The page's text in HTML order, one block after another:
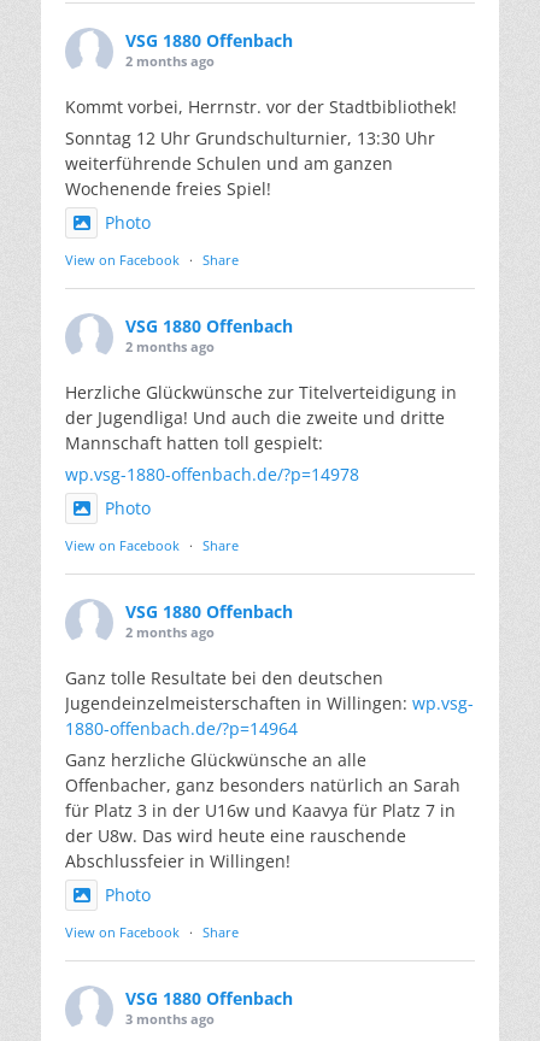
VSG 1880 Offenbach
2 months ago
Kommt vorbei, Herrnstr. vor der Stadtbibliothek!
Sonntag 12 Uhr Grundschulturnier, 13:30 Uhr
weiterführende Schulen und am ganzen
Wochenende freies Spiel!
Photo
View on Facebook · Share
VSG 1880 Offenbach
2 months ago
Herzliche Glückwünsche zur Titelverteidigung in
der Jugendliga! Und auch die zweite und dritte
Mannschaft hatten toll gespielt:
wp.vsg-1880-offenbach.de/?p=14978
Photo
View on Facebook · Share
VSG 1880 Offenbach
2 months ago
Ganz tolle Resultate bei den deutschen
Jugendeinzelmeisterschaften in Willingen: wp.vsg-
1880-offenbach.de/?p=14964
Ganz herzliche Glückwünsche an alle
Offenbacher, ganz besonders natürlich an Sarah
für Platz 3 in der U16w und Kaavya für Platz 7 in
der U8w. Das wird heute eine rauschende
Abschlussfeier in Willingen!
Photo
View on Facebook · Share
VSG 1880 Offenbach
3 months ago